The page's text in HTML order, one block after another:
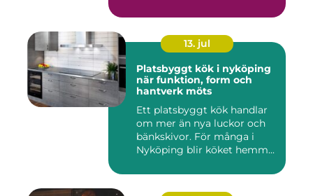
13. jul
Platsbyggt kök i nyköping
när funktion, form och
hantverk möts
Ett platsbyggt kök handlar
om mer än nya luckor och
bänkskivor. För många i
Nyköping blir köket hemm...